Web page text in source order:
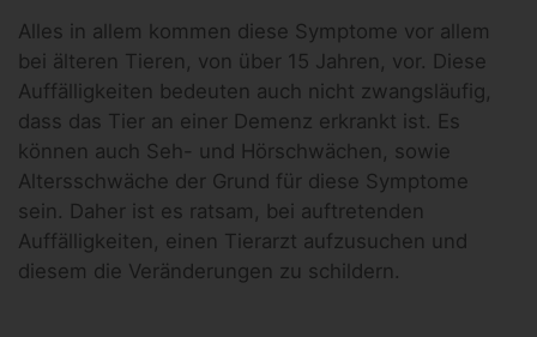
Alles in allem kommen diese Symptome vor allem
bei älteren Tieren, von über 15 Jahren, vor. Diese
Auffälligkeiten bedeuten auch nicht zwangsläufig,
dass das Tier an einer Demenz erkrankt ist. Es
können auch Seh- und Hörschwächen, sowie
Altersschwäche der Grund für diese Symptome
sein. Daher ist es ratsam, bei auftretenden
Auffälligkeiten, einen Tierarzt aufzusuchen und
diesem die Veränderungen zu schildern.